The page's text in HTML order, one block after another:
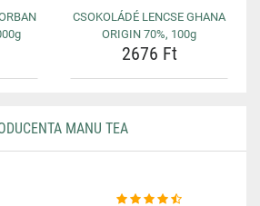
CSOKOLÁDÉ LENCSE GHANA
ORIGIN 70%, 100g
2676 Ft
MANU TEA